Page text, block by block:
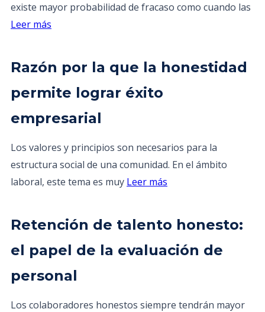
existe mayor probabilidad de fracaso como cuando las
Leer más
Razón por la que la honestidad
permite lograr éxito
empresarial
Los valores y principios son necesarios para la
estructura social de una comunidad. En el ámbito
laboral, este tema es muy Leer más
Retención de talento honesto:
el papel de la evaluación de
personal
Los colaboradores honestos siempre tendrán mayor